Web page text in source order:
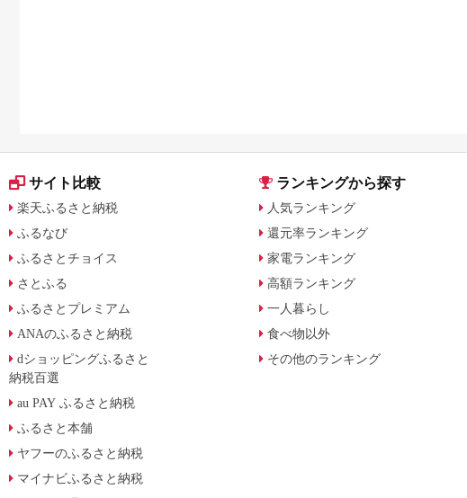
サイト比較
楽天ふるさと納税
ふるなび
ふるさとチョイス
さとふる
ふるさとプレミアム
ANAのふるさと納税
dショッピングふるさと
納税百選
au PAY ふるさと納税
ふるさと本舗
ヤフーのふるさと納税
マイナビふるさと納税
ランキングから探す
人気ランキング
還元率ランキング
家電ランキング
高額ランキング
一人暮らし
食べ物以外
その他のランキング